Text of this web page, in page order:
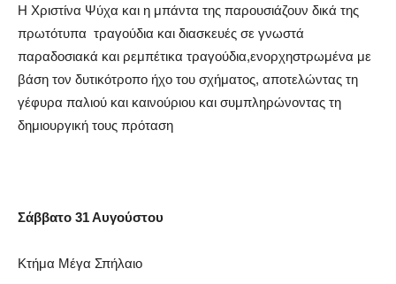
Η Χριστίνα Ψύχα και η μπάντα της παρουσιάζουν δικά της
πρωτότυπα τραγούδια και διασκευές σε γνωστά
παραδοσιακά και ρεμπέτικα τραγούδια,ενορχηστρωμένα με
βάση τον δυτικότροπο ήχο του σχήματος, αποτελώντας τη
γέφυρα παλιού και καινούριου και συμπληρώνοντας τη
δημιουργική τους πρόταση
Σάββατο 31 Αυγούστου
Κτήμα Μέγα Σπήλαιο